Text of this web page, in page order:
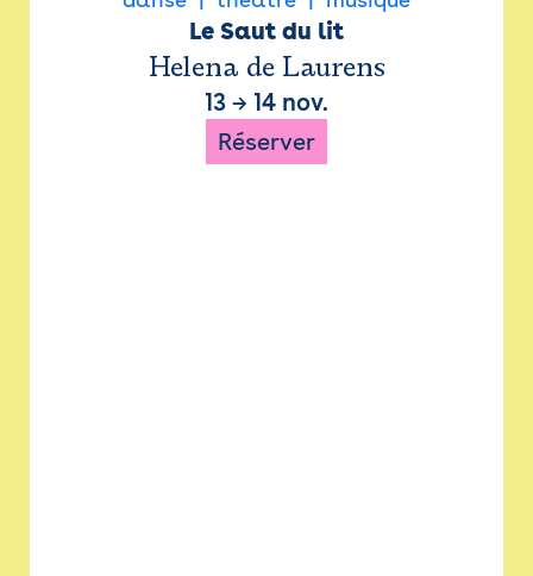
Le Saut du lit
Helena de Laurens
13 → 14 nov.
Réserver